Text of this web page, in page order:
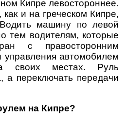
Кипре левостороннее.
и на греческом Кипре,
машину по левой
тем водителям, которые
с правосторонним
автомобилем
своих местах. Руль
а переключать передачи
на Кипре?